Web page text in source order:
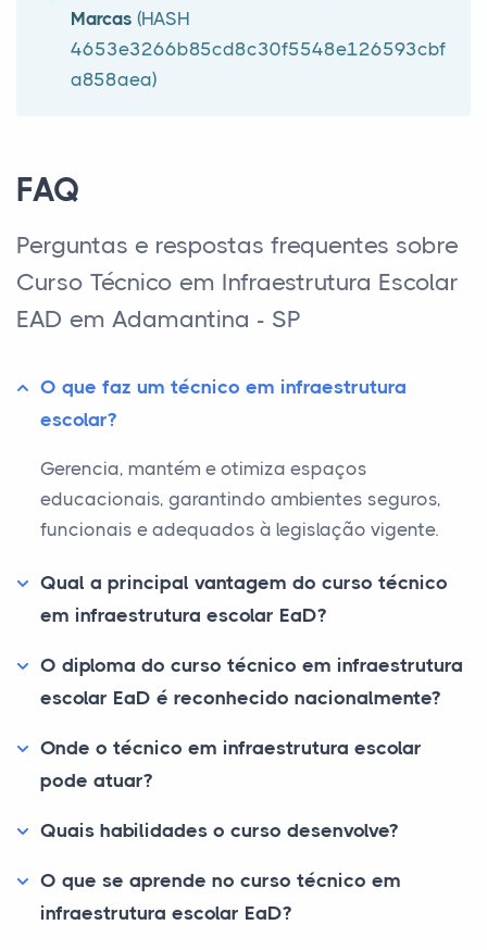
Marcas (HASH
4653e3266b85cd8c30f5548e126593cbf
a858aea)
FAQ
Perguntas e respostas frequentes sobre
Curso Técnico em Infraestrutura Escolar
EAD em Adamantina - SP
O que faz um técnico em infraestrutura
escolar?
Gerencia, mantém e otimiza espaços
educacionais, garantindo ambientes seguros,
funcionais e adequados à legislação vigente.
Qual a principal vantagem do curso técnico
em infraestrutura escolar EaD?
O diploma do curso técnico em infraestrutura
escolar EaD é reconhecido nacionalmente?
Onde o técnico em infraestrutura escolar
pode atuar?
Quais habilidades o curso desenvolve?
O que se aprende no curso técnico em
infraestrutura escolar EaD?